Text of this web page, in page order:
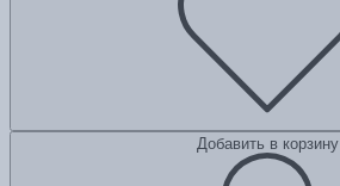
Добавить в корзину